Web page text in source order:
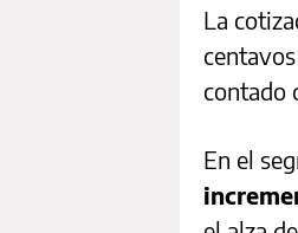
La
contado
En el